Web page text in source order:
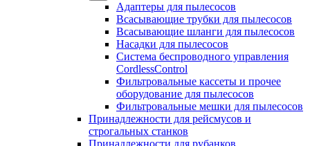
Адаптеры для пылесосов
Всасывающие трубки для пылесосов
Всасывающие шланги для пылесосов
Насадки для пылесосов
Система беспроводного управления
CordlessControl
Фильтровальные кассеты и прочее
оборудование для пылесосов
Фильтровальные мешки для пылесосов
Принадлежности для рейсмусов и
строгальных станков
Принадлежности для рубанков